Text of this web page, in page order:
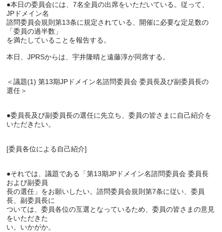
●本日の委員会には、7名全員の出席をいただいている。従って、
JPドメイン名
諮問委員会規則第13条に規定されている、開催に必要な定足数の
「委員の過半数」
を満たしていることを報告する。
本日、JPRSからは、宇井隆晴と遠藤淳が同席する。
＜議題(1) 第13期JPドメイン名諮問委員会 委員長及び副委員長の
選任＞
●委員長及び副委員長の選任に先立ち、委員の皆さまに自己紹介を
いただきたい。
[委員各位による自己紹介]
●それでは、議題である「第13期JPドメイン名諮問委員会 委員長
および副委員
長の選任」をお願いしたい。諮問委員会規則第7条に従い、委員
長、副委員長に
ついては、委員各位の互選となっているため、委員の皆さまの意見
をいただきた
い。いかがか。